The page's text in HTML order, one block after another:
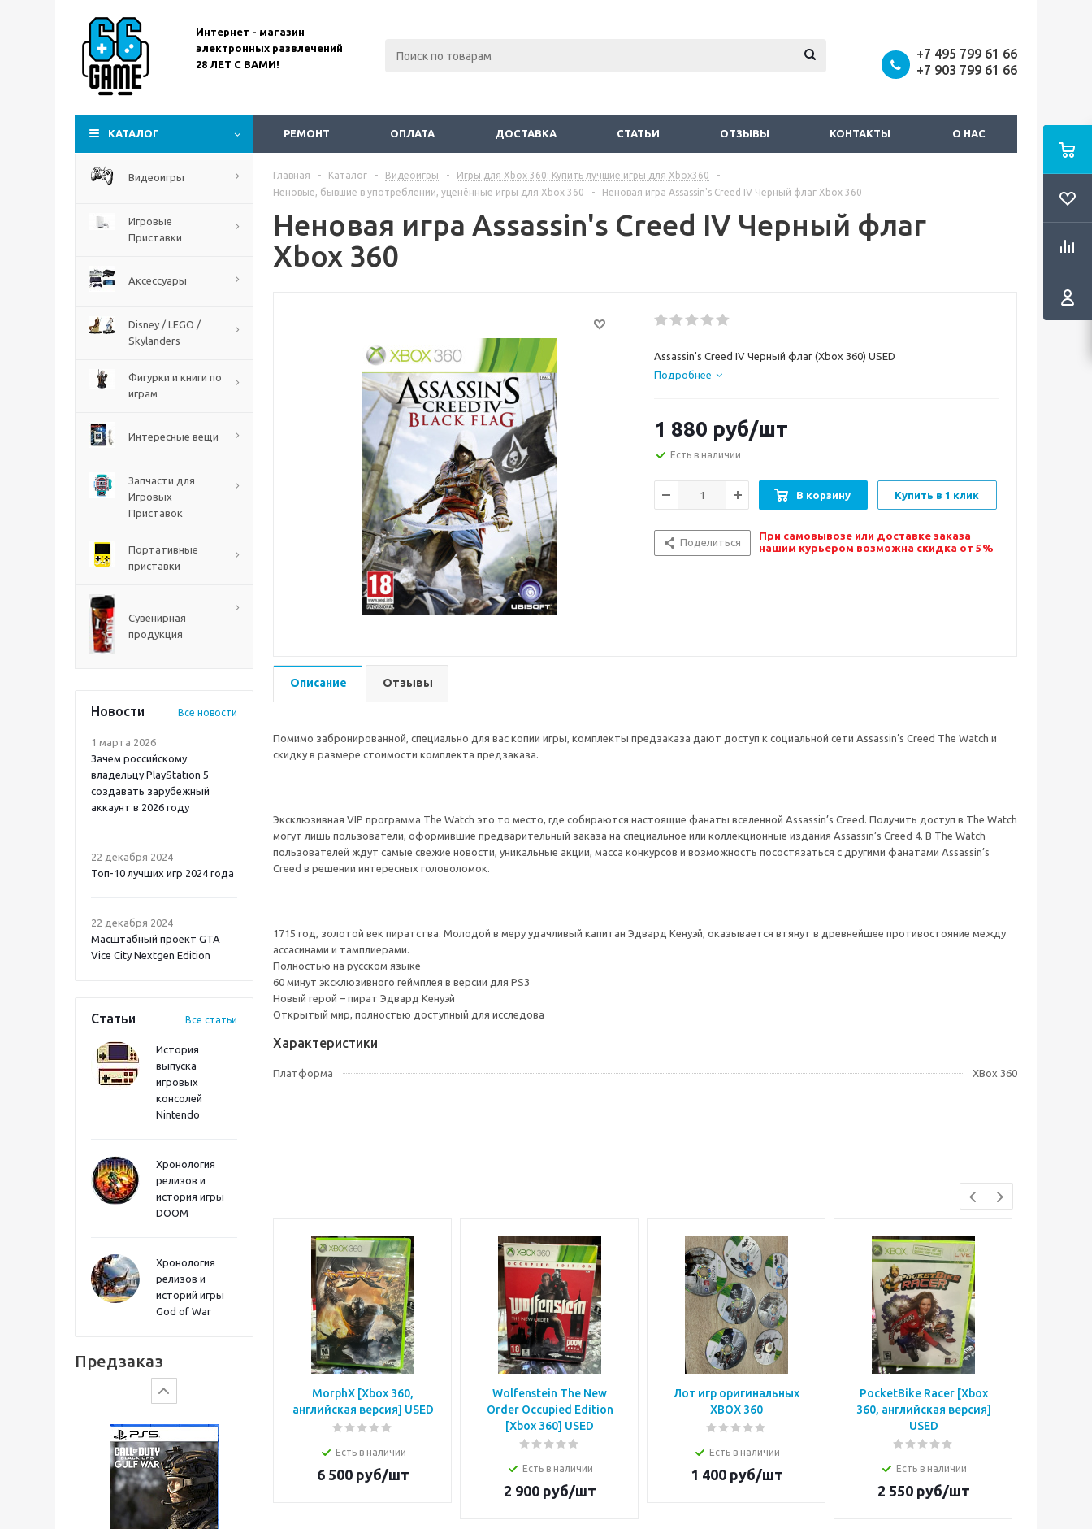
Интернет - магазин
электронных развлечений
28 ЛЕТ С ВАМИ!
+7 495 799 61 66
+7 903 799 61 66
КАТАЛОГ РЕМОНТ ОПЛАТА ДОСТАВКА СТАТЬИ ОТЗЫВЫ КОНТАКТЫ О НАС
Видеоигры
Игровые
Приставки
Аксессуары
Disney / LEGO /
Skylanders
Фигурки и книги по
играм
Интересные вещи
Запчасти для
Игровых
Приставок
Портативные
приставки
Сувенирная
продукция
Новости Все новости
1 марта 2026
Зачем российскому
владельцу PlayStation 5
создавать зарубежный
аккаунт в 2026 году
22 декабря 2024
Топ-10 лучших игр 2024 года
22 декабря 2024
Масштабный проект GTA
Vice City Nextgen Edition
Статьи Все статьи
История
выпуска
игровых
консолей
Nintendo
Хронология
релизов и
история игры
DOOM
Хронология
релизов и
историй игры
God of War
Предзаказ
The Blood of Dawnwalker
Onimusha: Way of the
Sword PS5
Главная - Каталог - Видеоигры - Игры для Xbox 360: Купить лучшие игры для Xbox360
-
Неновые, бывшие в употреблении, уценённые игры для Xbox 360
- Неновая игра Assassin's Creed IV Черный флаг Xbox 360
Неновая игра Assassin's Creed IV Черный флаг
Xbox 360
Assassin's Creed IV Черный флаг (Xbox 360) USED
Подробнее
1 880 руб/шт
Есть в наличии
В корзину Купить в 1 клик
Поделиться
При самовывозе или доставке заказа
нашим курьером возможна скидка от 5%
Описание Отзывы
Помимо забронированной, специально для вас копии игры, комплекты предзаказа дают доступ к социальной сети Assassin’s Creed The Watch и
скидку в размере стоимости комплекта предзаказа.
Эксклюзивная VIP программа The Watch это то место, где собираются настоящие фанаты вселенной Assassin’s Creed. Получить доступ в The Watch
могут лишь пользователи, оформившие предварительный заказа на специальное или коллекционные издания Assassin’s Creed 4. В The Watch
пользователей ждут самые свежие новости, уникальные акции, масса конкурсов и возможность посостязаться с другими фанатами Assassin’s
Creed в решении интересных головоломок.
1715 год, золотой век пиратства. Молодой в меру удачливый капитан Эдвард Кенуэй, оказывается втянут в древнейшее противостояние между
ассасинами и тамплиерами.
Полностью на русском языке
60 минут эксклюзивного геймплея в версии для PS3
Новый герой – пират Эдвард Кенуэй
Открытый мир, полностью доступный для исследова
Характеристики
Платформа XBox 360
MorphX [Xbox 360,
английская версия] USED
Есть в наличии
6 500руб/шт
Wolfenstein The New
Order Occupied Edition
[Xbox 360] USED
Есть в наличии
2 900руб/шт
Лот игр оригинальных
XBOX 360
Есть в наличии
1 400руб/шт
PocketBike Racer [Xbox
360, английская версия]
USED
Есть в наличии
2 550руб/шт